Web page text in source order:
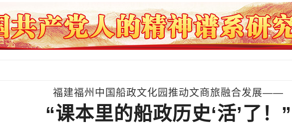
福建福州中国船政文化园推动文商旅融合发展——
“课本里的船政历史‘活’了！”